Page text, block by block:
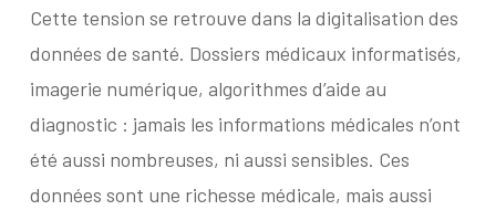
Cette tension se retrouve dans la digitalisation des
données de santé. Dossiers médicaux informatisés,
imagerie numérique, algorithmes d’aide au
diagnostic : jamais les informations médicales n’ont
été aussi nombreuses, ni aussi sensibles. Ces
données sont une richesse médicale, mais aussi